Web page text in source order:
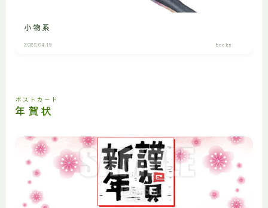
小物系
2023.04.19 books
ポストカード
年賀状